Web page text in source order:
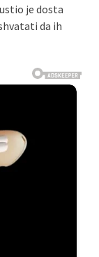
je dosta
da ih